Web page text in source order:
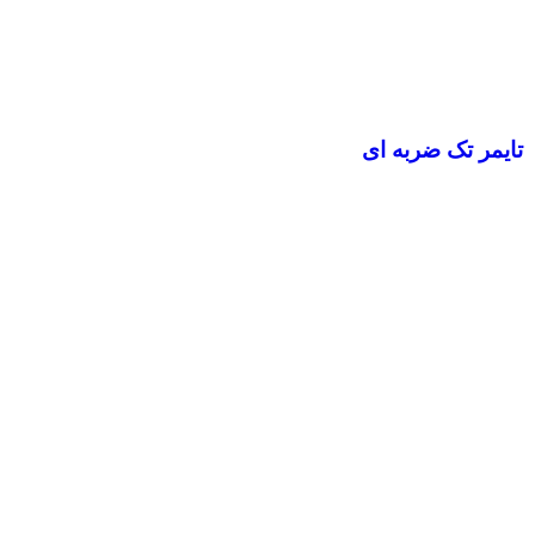
تایمر تک ضربه ای